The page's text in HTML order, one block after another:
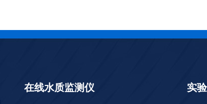
在线水质监测仪 实